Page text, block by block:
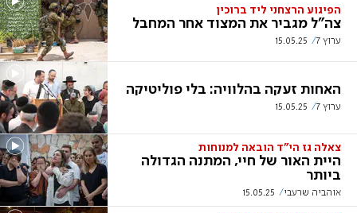
הפיגוע הרצחני ליד ברוכין
צה"ל מגביר את המצוד אחר המחבל
ערוץ 7 15.05.25
האחות זעקה בהלוויה: בלי פוליטיקה
ערוץ 7 15.05.25
צאלה גז הי"ד הובאה למנוחות
היית האור של חיי, המתנה הגדולה
ביותר
אוהביה שרעבי 15.05.25